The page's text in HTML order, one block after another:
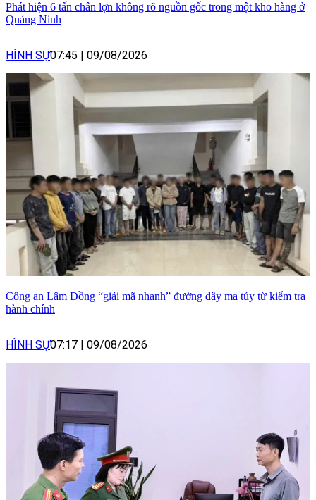
Phát hiện 6 tấn chân lợn không rõ nguồn gốc trong một kho hàng ở
Quảng Ninh
HÌNH SỰ07:45 09/08/2026
Công an Lâm Đồng “giải mã nhanh” đường dây ma túy từ kiểm tra
hành chính
HÌNH SỰ07:17 09/08/2026